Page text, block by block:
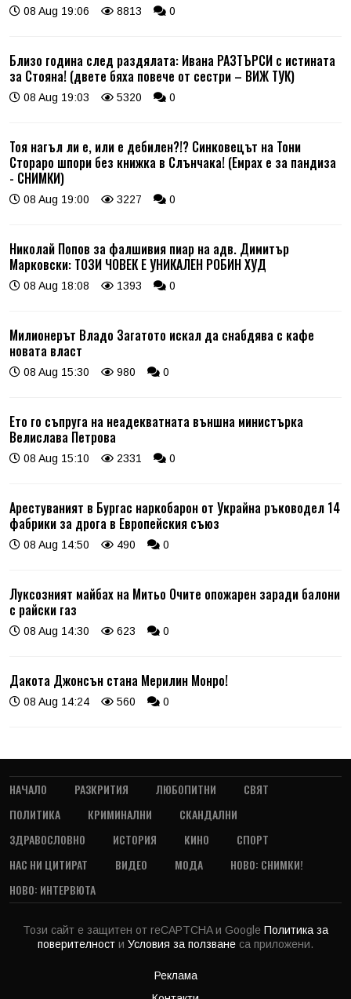
08 Aug 19:06 8813 0
Близо година след раздялата: Ивана РАЗТЪРСИ с истината
за Стояна! (двете бяха повече от сестри – ВИЖ ТУК)
08 Aug 19:03 5320 0
Тоя нагъл ли е, или е дебилен?!? Синковецът на Тони
Стораро шпори без книжка в Слънчака! (Емрах е за пандиза
- СНИМКИ)
08 Aug 19:00 3227 0
Николай Попов за фалшивия пиар на адв. Димитър
Марковски: ТОЗИ ЧОВЕК Е УНИКАЛЕН РОБИН ХУД
08 Aug 18:08 1393 0
Милионерът Владо Загатото искал да снабдява с кафе
новата власт
08 Aug 15:30 980 0
Ето го съпруга на неадекватната външна министърка
Велислава Петрова
08 Aug 15:10 2331 0
Арестуваният в Бургас наркобарон от Украйна ръководел 14
фабрики за дрога в Европейския съюз
08 Aug 14:50 490 0
Луксозният майбах на Митьо Очите опожарен заради балони
с райски газ
08 Aug 14:30 623 0
Дакота Джонсън стана Мерилин Монро!
08 Aug 14:24 560 0
НАЧАЛО РАЗКРИТИЯ ЛЮБОПИТНИ
СВЯТ
ПОЛИТИКА
КРИМИНАЛНИ
СКАНДАЛНИ
ЗДРАВОСЛОВНО
ИСТОРИЯ КИНО
СПОРТ
НАС НИ ЦИТИРАТ
ВИДЕО МОДА
НОВО: СНИМКИ!
НОВО: ИНТЕРВЮТА
Този сайт е защитен от reCAPTCHA и Google Политика за
поверителност и Условия за ползване са приложени.
Реклама